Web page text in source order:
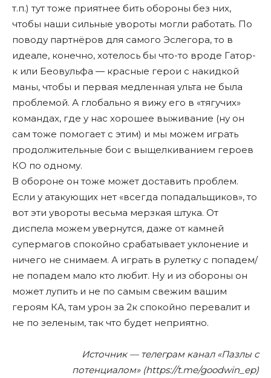
т.п.) тут тоже приятнее бить обороны без них,
чтобы наши сильные увороты могли работать. По
поводу партнёров для самого Эслегора, то в
идеале, конечно, хотелось бы что-то вроде Гатор-
к или Беовульфа — красные герои с накидкой
маны, чтобы и первая медленная ульта не была
проблемой. А глобально я вижу его в «тягучих»
командах, где у нас хорошее выживание (ну он
сам тоже помогает с этим) и мы можем играть
продолжительные бои с выщелкиванием героев
КО по одному.
В обороне он тоже может доставить проблем.
Если у атакующих нет «всегда попадальщиков», то
вот эти увороты весьма мерзкая штука. От
диспела можем увернутся, даже от камней
супермагов спокойно срабатывает уклонение и
ничего не снимаем. А играть в рулетку с попадем/
не попадем мало кто любит. Ну и из обороны он
может лупить и не по самым свежим вашим
героям КА, там урон за 2к спокойно перевалит и
не по зеленым, так что будет неприятно.
Источник — телеграм канал «Пазлы с
потенциалом» (https://t.me/goodwin_ep)